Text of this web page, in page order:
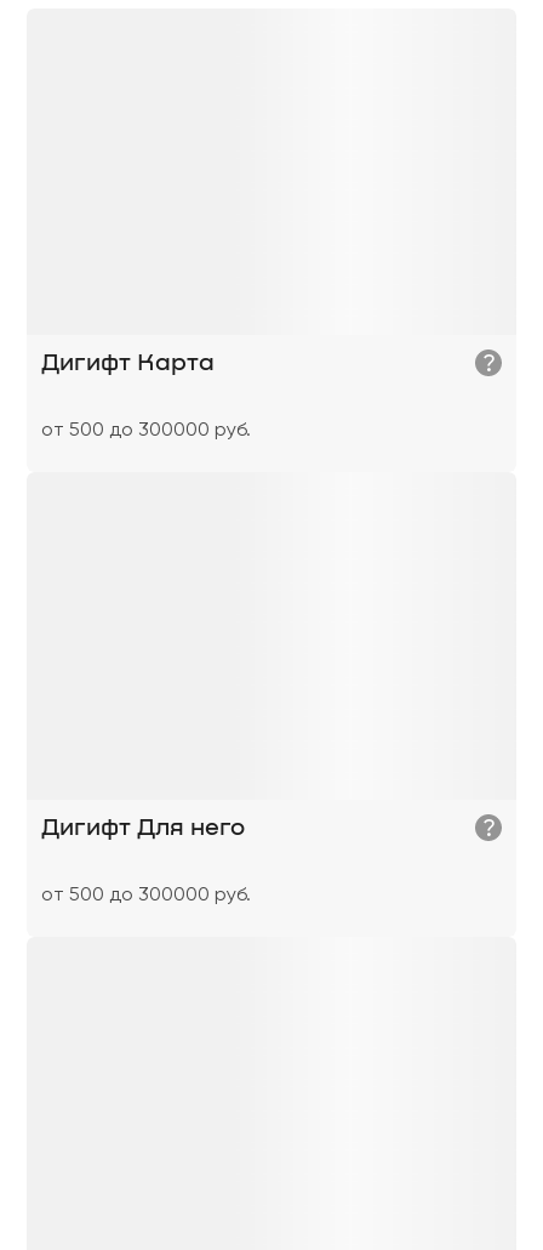
Дигифт Карта ?
от 500 до 300000 руб.
Дигифт Для него ?
от 500 до 300000 руб.